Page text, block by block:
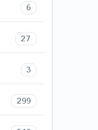
6
27
3
299